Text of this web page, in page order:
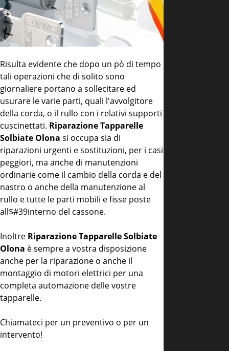
Risulta evidente che dopo un pò di tempo
tali operazioni che di solito sono
giornaliere portano a sollecitare ed
usurare le varie parti, quali l'avvolgitore
della corda, o il rullo con i relativi supporti
cuscinettati. Riparazione Tapparelle
Solbiate Olona si occupa sia di
riparazioni urgenti e sostituzioni, per i casi
peggiori, ma anche di manutenzioni
ordinarie come il cambio della corda e del
nastro o anche della manutenzione al
rullo e tutte le parti mobili e fisse poste
all$#39interno del cassone.
Inoltre Riparazione Tapparelle Solbiate
Olona è sempre a vostra disposizione
anche per la riparazione o anche il
montaggio di motori elettrici per una
completa automazione delle vostre
tapparelle.
Chiamateci per un preventivo o per un
intervento!